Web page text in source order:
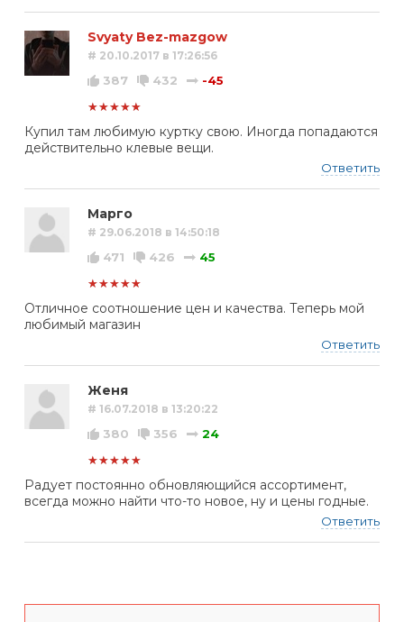
Svyaty Bez-mazgow
# 20.10.2017 в 17:26:56
387 432
-45
★★★★★
Купил там любимую куртку свою. Иногда попадаются
действительно клевые вещи.
Ответить
Марго
# 29.06.2018 в 14:50:18
471 426
45
★★★★★
Отличное соотношение цен и качества. Теперь мой
любимый магазин
Ответить
Женя
# 16.07.2018 в 13:20:22
380 356
24
★★★★★
Радует постоянно обновляющийся ассортимент,
всегда можно найти что-то новое, ну и цены годные.
Ответить